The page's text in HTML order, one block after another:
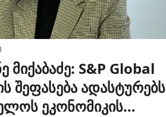
მიქაბაძე: S&P Global
შეფასება ადასტურებს
ეკონომიკის